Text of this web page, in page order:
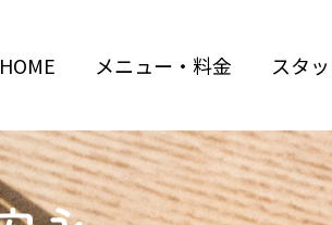
HOME メニュー・料金 スタ